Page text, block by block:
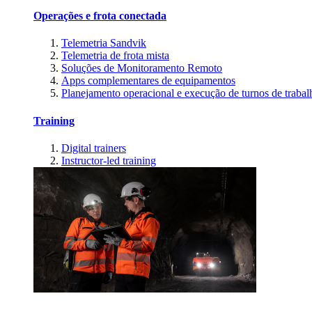
Operações e frota conectada
Telemetria Sandvik
Telemetria de frota mista
Soluções de Monitoramento Remoto
Apps complementares de equipamentos
Planejamento operacional e execução de turnos de
Training
Digital trainers
Instructor-led training